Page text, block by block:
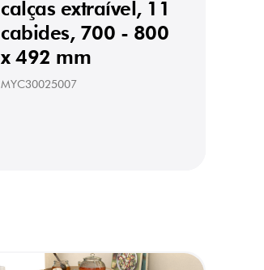
calças extraível, 11
cabides, 700 - 800
x 492 mm
MYC30025007